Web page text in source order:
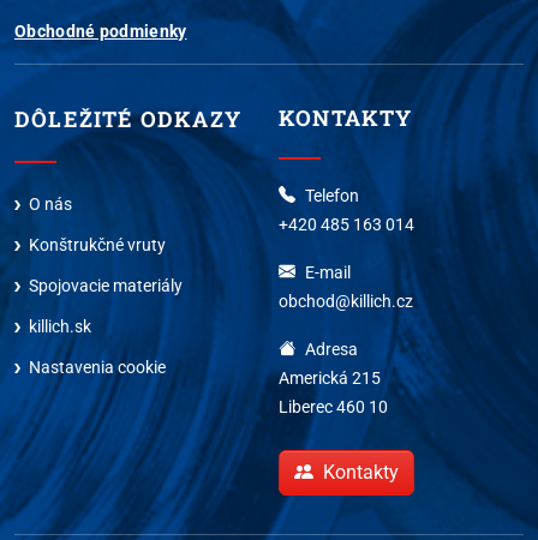
Obchodné podmienky
DÔLEŽITÉ ODKAZY
O nás
Konštrukčné vruty
Spojovacie materiály
killich.sk
Nastavenia cookie
KONTAKTY
Telefon
+420 485 163 014
E-mail
obchod@killich.cz
Adresa
Americká 215
Liberec 460 10
Kontakty